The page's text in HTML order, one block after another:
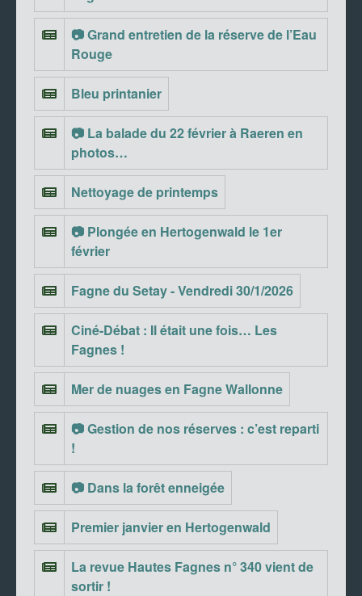
📷 Grand entretien de la réserve de l’Eau
Rouge
Bleu printanier
📷 La balade du 22 février à Raeren en
photos…
Nettoyage de printemps
📷 Plongée en Hertogenwald le 1er
février
Fagne du Setay - Vendredi 30/1/2026
Ciné-Débat : Il était une fois… Les
Fagnes !
Mer de nuages en Fagne Wallonne
📷 Gestion de nos réserves : c’est reparti
!
📷 Dans la forêt enneigée
Premier janvier en Hertogenwald
La revue Hautes Fagnes n° 340 vient de
sortir !